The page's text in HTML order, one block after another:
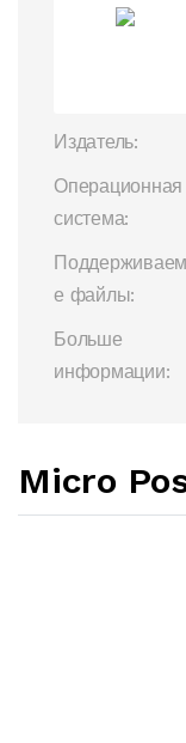
Издатель:
Операционная
система:
е файлы:
Больше
информации:
Micro